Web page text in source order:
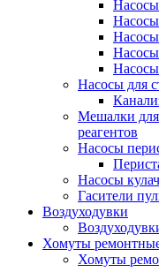
Насосы для
Мешалки
реагентов
Насосы
Насосы
Гасители
Воздуходувки
Хомуты
Хомуты